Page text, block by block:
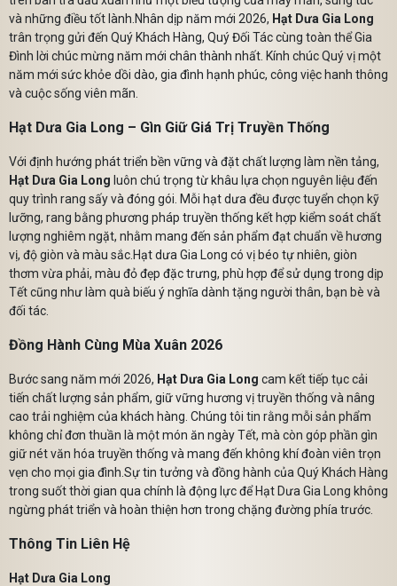
và những điều tốt lành.Nhân dịp năm mới 2026, Hạt Dưa Gia Long
trân trọng gửi đến Quý Khách Hàng, Quý Đối Tác cùng toàn thể Gia
Đình lời chúc mừng năm mới chân thành nhất. Kính chúc Quý vị một
năm mới sức khỏe dồi dào, gia đình hạnh phúc, công việc hanh thông
và cuộc sống viên mãn.
Hạt Dưa Gia Long – Gìn Giữ Giá Trị Truyền Thống
Với định hướng phát triển bền vững và đặt chất lượng làm nền tảng,
Hạt Dưa Gia Long luôn chú trọng từ khâu lựa chọn nguyên liệu đến
quy trình rang sấy và đóng gói. Mỗi hạt dưa đều được tuyển chọn kỹ
lưỡng, rang bằng phương pháp truyền thống kết hợp kiểm soát chất
lượng nghiêm ngặt, nhằm mang đến sản phẩm đạt chuẩn về hương
vị, độ giòn và màu sắc.Hạt dưa Gia Long có vị béo tự nhiên, giòn
thơm vừa phải, màu đỏ đẹp đặc trưng, phù hợp để sử dụng trong dịp
Tết cũng như làm quà biếu ý nghĩa dành tặng người thân, bạn bè và
đối tác.
Đồng Hành Cùng Mùa Xuân 2026
Bước sang năm mới 2026, Hạt Dưa Gia Long cam kết tiếp tục cải
tiến chất lượng sản phẩm, giữ vững hương vị truyền thống và nâng
cao trải nghiệm của khách hàng. Chúng tôi tin rằng mỗi sản phẩm
không chỉ đơn thuần là một món ăn ngày Tết, mà còn góp phần gìn
giữ nét văn hóa truyền thống và mang đến không khí đoàn viên trọn
vẹn cho mọi gia đình.Sự tin tưởng và đồng hành của Quý Khách Hàng
trong suốt thời gian qua chính là động lực để Hạt Dưa Gia Long không
ngừng phát triển và hoàn thiện hơn trong chặng đường phía trước.
Thông Tin Liên Hệ
Hạt Dưa Gia Long